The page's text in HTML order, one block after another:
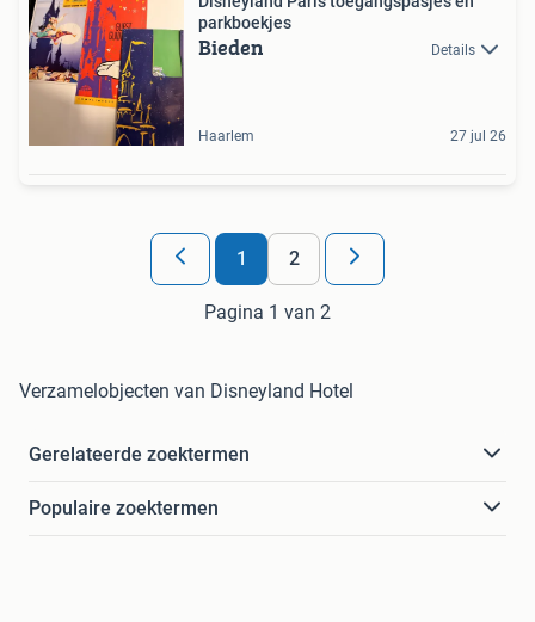
parkboekjes
Bieden Details
Haarlem 27 jul 26
1 2
Pagina 1 van 2
Verzamelobjecten van Disneyland Hotel
Gerelateerde zoektermen
Populaire zoektermen